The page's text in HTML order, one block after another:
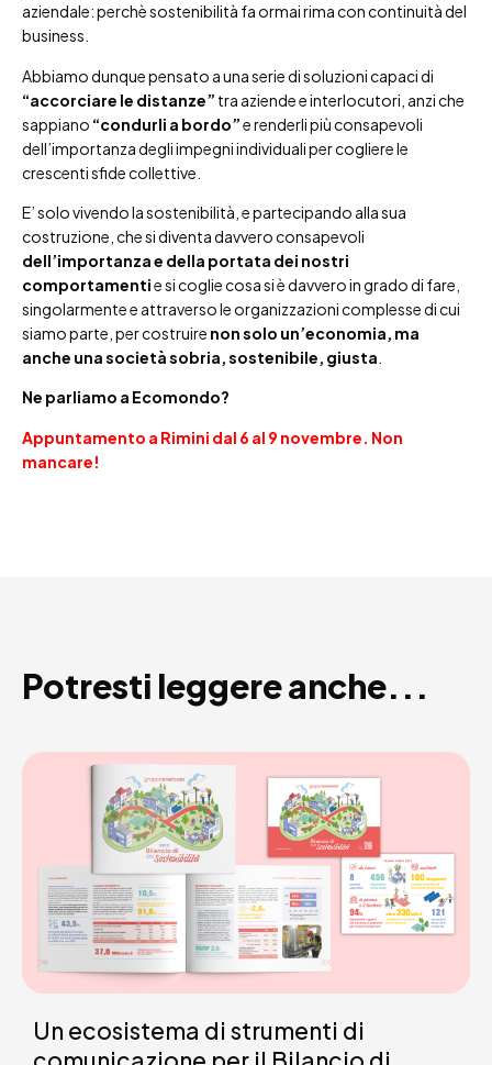
aziendale: perchè sostenibilità fa ormai rima con continuità del
business.
Abbiamo dunque pensato a una serie di soluzioni capaci di
“accorciare le distanze” tra aziende e interlocutori, anzi che
sappiano “condurli a bordo”e renderli più consapevoli
dell’importanza degli impegni individuali per cogliere le
crescenti sfide collettive.
E’ solo vivendo la sostenibilità, e partecipando alla sua
costruzione, che si diventa davvero consapevoli
dell’importanza e della portata dei nostri
comportamentie si coglie cosa si è davvero in grado di fare,
singolarmente e attraverso le organizzazioni complesse di cui
siamo parte, per costruire non solo un’economia, ma
anche una società sobria, sostenibile, giusta
Ne parliamo a Ecomondo?
Appuntamento a Rimini dal 6 al 9 novembre. Non
mancare!
Potresti leggere anche...
Un ecosistema di strumenti di